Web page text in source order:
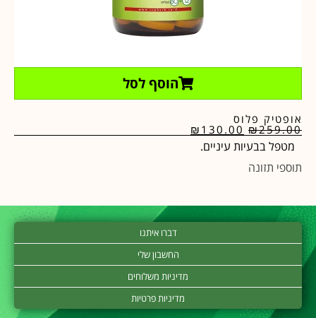
הוסף לסל
אופטיק פלוס
₪259.00
₪ 130.00
מטפל בבעיות עיניים.
תוספי תזונה
דברו איתנו
החשבון שלי
מדיניות משלוחים
מדיניות פרטיות